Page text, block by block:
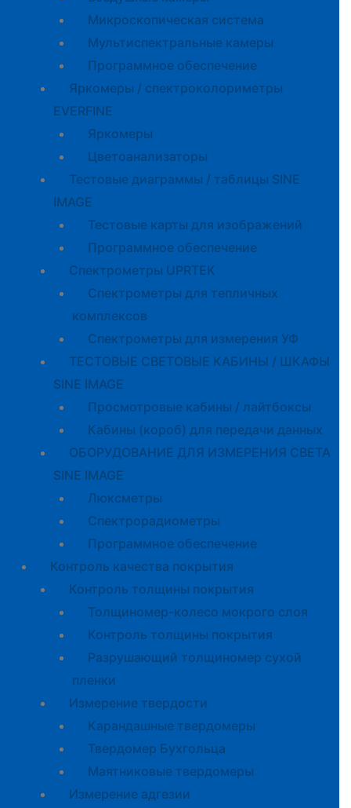
Микроскопическая система
Мультиспектральные камеры
Программное обеспечение
Яркомеры / спектроколориметры
EVERFINE
Яркомеры
Цветоанализаторы
Тестовые диаграммы / таблицы SINE
IMAGE
Тестовые карты для изображений
Программное обеспечение
Спектрометры UPRTEK
Спектрометры для тепличных
комплексов
Спектрометры для измерения УФ
ТЕСТОВЫЕ СВЕТОВЫЕ КАБИНЫ / ШКАФЫ
SINE IMAGE
Просмотровые кабины / лайтбоксы
Кабины (короб) для передачи данных
ОБОРУДОВАНИЕ ДЛЯ ИЗМЕРЕНИЯ СВЕТА
SINE IMAGE
Люксметры
Спектрорадиометры
Программное обеспечение
Контроль качества покрытия
Контроль толщины покрытия
Толщиномер-колесо мокрого слоя
Контроль толщины покрытия
Разрушающий толщиномер сухой
пленки
Измерение твердости
Карандашные твердомеры
Твердомер Бухгольца
Маятниковые твердомеры
Измерение адгезии